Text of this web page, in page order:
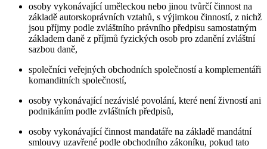
osoby vykonávající uměleckou nebo jinou tvůrčí činnost na
základě autorskoprávních vztahů, s výjimkou činností, z nichž
jsou příjmy podle zvláštního právního předpisu samostatným
základem daně z příjmů fyzických osob pro zdanění zvláštní
sazbou daně,
společníci veřejných obchodních společností a komplementáři
komanditních společností,
osoby vykonávající nezávislé povolání, které není živností ani
podnikáním podle zvláštních předpisů,
osoby vykonávající činnost mandatáře na základě mandátní
smlouvy uzavřené podle obchodního zákoníku, pokud tato